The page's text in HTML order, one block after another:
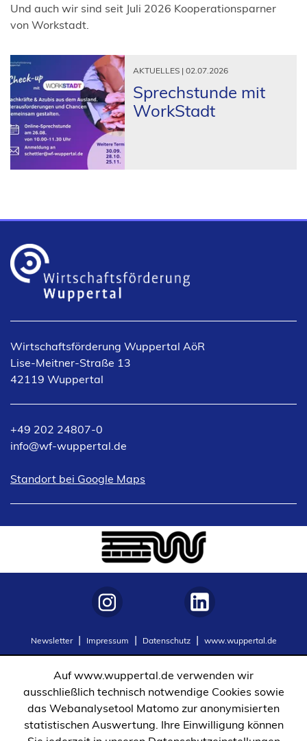
Und auch wir sind seit Juli 2026 Kooperationsparner
von Workstadt.
AKTUELLES | 02.07.2026
Sprech­stunde mit
Work­Stadt
Wirtschaftsförderung Wuppertal AöR
Lise-Meitner-Straße 13
42119 Wuppertal
+49 202 24807-0
info
wf-wuppertal de
Standort bei Google Maps
(Öffnet
neuen
Newsletter
in
Impressum Datenschutz www.wuppertal.de
in
Auf www.wuppertal.de verwenden wir
ausschließlich technisch notwendige Cookies sowie
das Webanalysetool Matomo zur anonymisierten
statistischen Auswertung. Ihre Einwilligung können